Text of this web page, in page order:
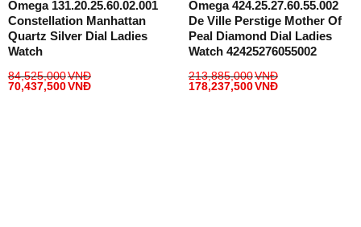
Omega 131.20.25.60.02.001
Constellation Manhattan
Quartz Silver Dial Ladies
Watch
84,525,000VNĐ
70,437,500VNĐ
Omega 424.25.27.60.55.002
De Ville Perstige Mother Of
Peal Diamond Dial Ladies
Watch 42425276055002
213,885,000VNĐ
178,237,500VNĐ